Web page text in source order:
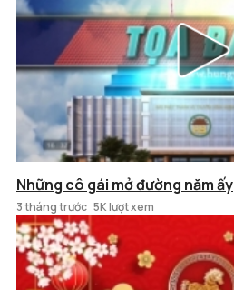
Những cô gái mở đường năm ấy
3 tháng trước 5K lượt xem